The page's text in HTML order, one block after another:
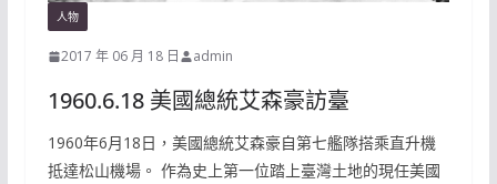
人物
2017 年 06 月 18 日 admin
1960.6.18 美國總統艾森豪訪臺
1960年6月18日，美國總統艾森豪自第七艦隊搭乘直升機
抵達松山機場。 作為史上第一位踏上臺灣土地的現任美國